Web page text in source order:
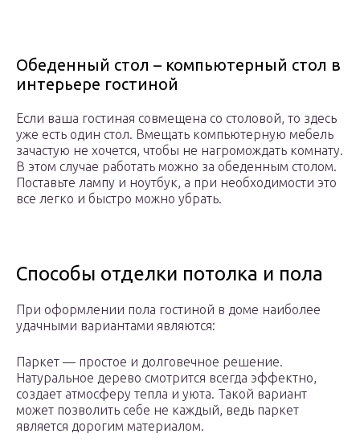
Обеденный стол – компьютерный стол в
интерьере гостиной
Если ваша гостиная совмещена со столовой, то здесь
уже есть один стол. Вмещать компьютерную мебель
зачастую не хочется, чтобы не нагромождать комнату.
В этом случае работать можно за обеденным столом.
Поставьте лампу и ноутбук, а при необходимости это
все легко и быстро можно убрать.
Способы отделки потолка и пола
При оформлении пола гостиной в доме наиболее
удачными вариантами являются:
Паркет — простое и долговечное решение.
Натуральное дерево смотрится всегда эффектно,
создает атмосферу тепла и уюта. Такой вариант
может позволить себе не каждый, ведь паркет
является дорогим материалом.